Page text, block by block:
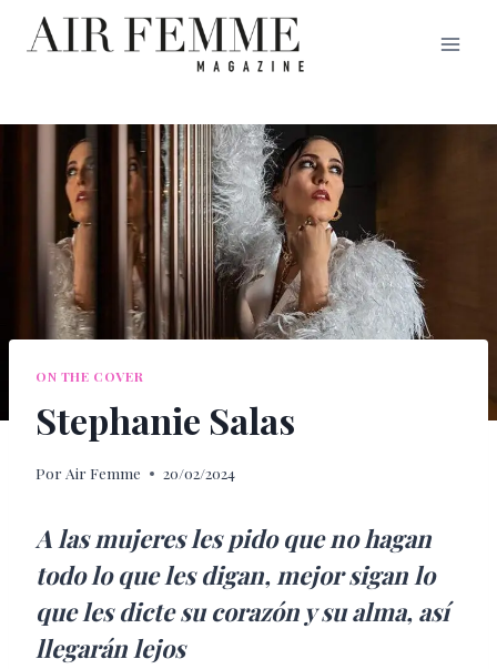
Saltar
ON THE COVER
Stephanie Salas
Por Air Femme 20/02/2024
A las mujeres les pido que no hagan
todo lo que les digan, mejor sigan lo
que les dicte su corazón y su alma, así
llegarán lejos